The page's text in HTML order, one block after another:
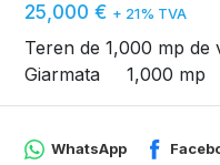
25,000 € + 21% TVA
Teren de 1,000 mp de
Giarmata
1,000 mp
WhatsApp